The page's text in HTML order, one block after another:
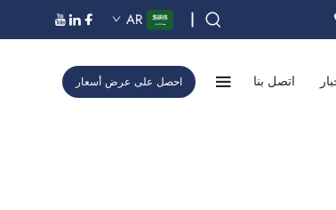
|
AR
اتصل بنا احصل على عرض أسعار